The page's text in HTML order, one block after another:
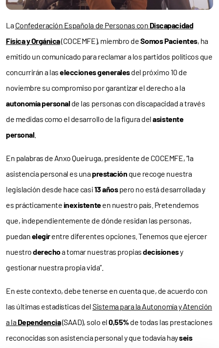
LaConfederación Española de Personas con Discapacidad
Física y Orgánica(COCEMFE), miembro deSomos Pacientes, ha
emitido un comunicado para reclamar a los partidos políticos que
concurrirán a laselecciones generalesdel próximo 10 de
noviembre su compromiso por garantizar el derecho a la
autonomía personalde las personas con discapacidad a través
de medidas como el desarrollo de la figura delasistente
personal.
En palabras de Anxo Queiruga, presidente de COCEMFE, “la
asistencia personal es unaprestación que recoge nuestra
legislación desde hace casi13 añospero no está desarrollada y
es prácticamenteinexistenteen nuestro país. Pretendemos
que, independientemente de dónde residan las personas,
puedanelegirentre diferentes opciones. Tenemos que ejercer
nuestroderechoa tomar nuestras propiasdecisionesy
gestionar nuestra propia vida”.
En este contexto, debe tenerse en cuenta que, de acuerdo con
las últimas estadísticas delSistema para la Autonomía y Atención
a laDependencia(SAAD), solo el0,55%de todas las prestaciones
reconocidas son asistencia personal y que todavía hayseis